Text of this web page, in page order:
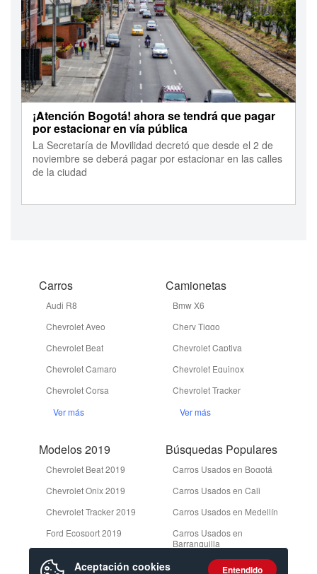
¡Atención Bogotá! ahora se tendrá que pagar
por estacionar en vía pública
La Secretaría de Movilidad decretó que desde el 2 de
noviembre se deberá pagar por estacionar en las calles
de la ciudad
Carros
Audi R8
Chevrolet Aveo
Chevrolet Beat
Chevrolet Camaro
Chevrolet Corsa
Ver más
Camionetas
Bmw X6
Chery Tiggo
Chevrolet Captiva
Chevrolet Equinox
Chevrolet Tracker
Ver más
Modelos 2019
Chevrolet Beat 2019
Chevrolet Onix 2019
Chevrolet Tracker 2019
Ford Ecosport 2019
Búsquedas Populares
Carros Usados en Bogotá
Carros Usados en Cali
Carros Usados en Medellín
Carros Usados en
Barranquilla
Camionetas Usadas en
Aceptación cookies Entendido